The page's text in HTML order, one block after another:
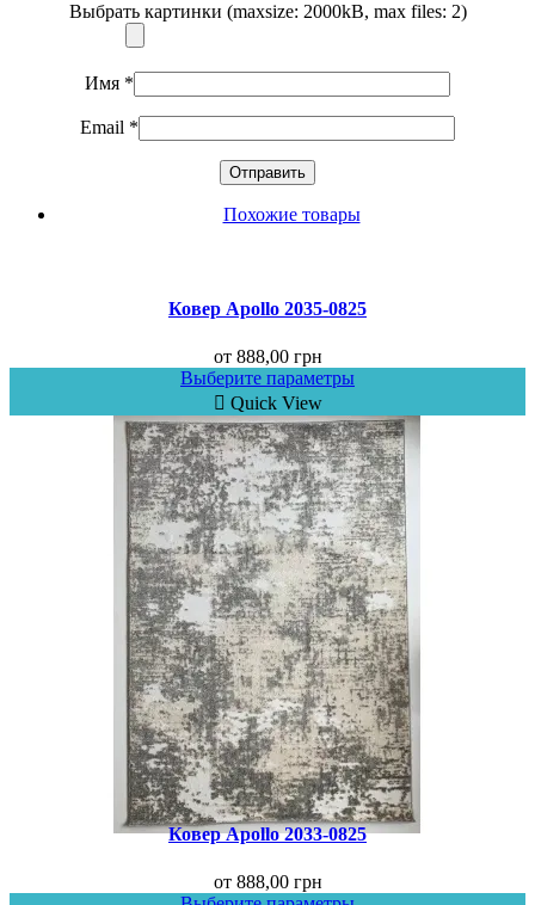
Выбрать картинки (maxsize: 2000kB, max files: 2)
Имя *
Email *
Похожие товары
Ковер Аpollo 2035-0825
от 888,00 грн
Выберите параметры
Quick View
Ковер Apollo 2033-0825
от 888,00 грн